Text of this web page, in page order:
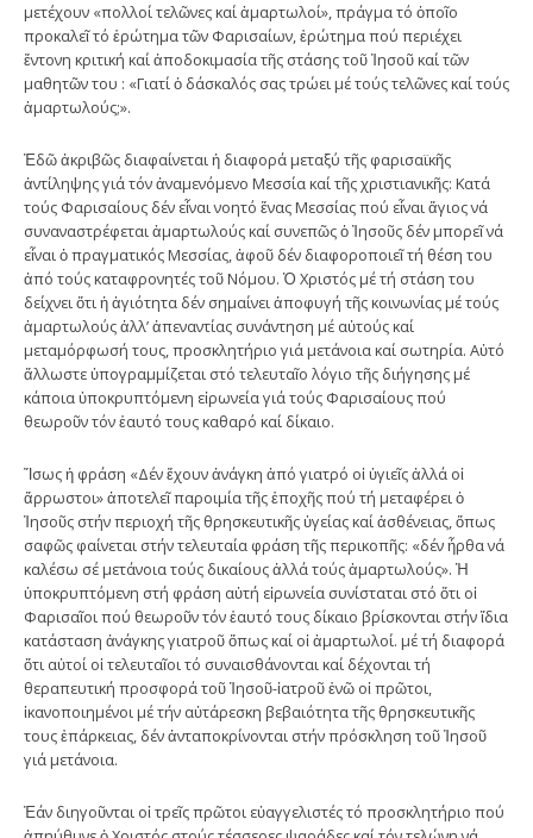
μετέχουν «πολλοί τελῶνες καί ἁμαρτωλοί», πράγμα τό ὁποῖο
προκαλεῖ τό ἐρώτημα τῶν Φαρισαίων, ἐρώτημα πού περιέχει
ἔντονη κριτική καί ἀποδοκιμασία τῆς στάσης τοῦ Ἰησοῦ καί τῶν
μαθητῶν του : «Γιατί ὁ δάσκαλός σας τρώει μέ τούς τελῶνες καί τούς
ἁμαρτωλούς;».
Ἐδῶ ἀκριβῶς διαφαίνεται ἡ διαφορά μεταξύ τῆς φαρισαϊκῆς
ἀντίληψης γιά τόν ἀναμενόμενο Μεσσία καί τῆς χριστιανικῆς: Κατά
τούς Φαρισαίους δέν εἶναι νοητό ἕνας Μεσσίας πού εἶναι ἅγιος νά
συναναστρέφεται ἁμαρτωλούς καί συνεπῶς ὁ Ἰησοῦς δέν μπορεῖ νά
εἶναι ὁ πραγματικός Μεσσίας, ἀφοῦ δέν διαφοροποιεῖ τή θέση του
ἀπό τούς καταφρονητές τοῦ Νόμου. Ὁ Χριστός μέ τή στάση του
δείχνει ὅτι ἡ ἁγιότητα δέν σημαίνει ἀποφυγή τῆς κοινωνίας μέ τούς
ἁμαρτωλούς ἀλλ’ ἀπεναντίας συνάντηση μέ αὐτούς καί
μεταμόρφωσή τους, προσκλητήριο γιά μετάνοια καί σωτηρία. Αὐτό
ἄλλωστε ὑπογραμμίζεται στό τελευταῖο λόγιο τῆς διήγησης μέ
κάποια ὑποκρυπτόμενη εἰρωνεία γιά τούς Φαρισαίους πού
θεωροῦν τόν ἑαυτό τους καθαρό καί δίκαιο.
Ἴσως ἡ φράση «Δέν ἔχουν ἀνάγκη ἀπό γιατρό οἱ ὑγιεῖς ἀλλά οἱ
ἄρρωστοι» ἀποτελεῖ παροιμία τῆς ἐποχῆς πού τή μεταφέρει ὁ
Ἰησοῦς στήν περιοχή τῆς θρησκευτικῆς ὑγείας καί ἀσθένειας, ὅπως
σαφῶς φαίνεται στήν τελευταία φράση τῆς περικοπῆς: «δέν ἦρθα νά
καλέσω σέ μετάνοια τούς δικαίους ἀλλά τούς ἁμαρτωλούς». Ἡ
ὑποκρυπτόμενη στή φράση αὐτή εἰρωνεία συνίσταται στό ὅτι οἱ
Φαρισαῖοι πού θεωροῦν τόν ἑαυτό τους δίκαιο βρίσκονται στήν ἴδια
κατάσταση ἀνάγκης γιατροῦ ὅπως καί οἱ ἁμαρτωλοί. μέ τή διαφορά
ὅτι αὐτοί οἱ τελευταῖοι τό συναισθάνονται καί δέχονται τή
θεραπευτική προσφορά τοῦ Ἰησοῦ-ἰατροῦ ἐνῶ οἱ πρῶτοι,
ἱκανοποιημένοι μέ τήν αὐτάρεσκη βεβαιότητα τῆς θρησκευτικῆς
τους ἐπάρκειας, δέν ἀνταποκρίνονται στήν πρόσκληση τοῦ Ἰησοῦ
γιά μετάνοια.
Ἐάν διηγοῦνται οἱ τρεῖς πρῶτοι εὐαγγελιστές τό προσκλητήριο πού